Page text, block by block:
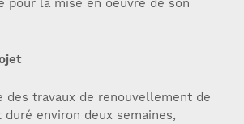
pour la mise en oeuvre de son
des travaux de renouvellement de
duré environ deux semaines,